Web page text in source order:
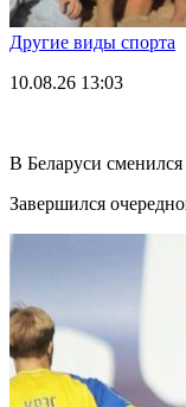
Другие виды спорта
10.08.26 13:03
В Беларуси
Завершился